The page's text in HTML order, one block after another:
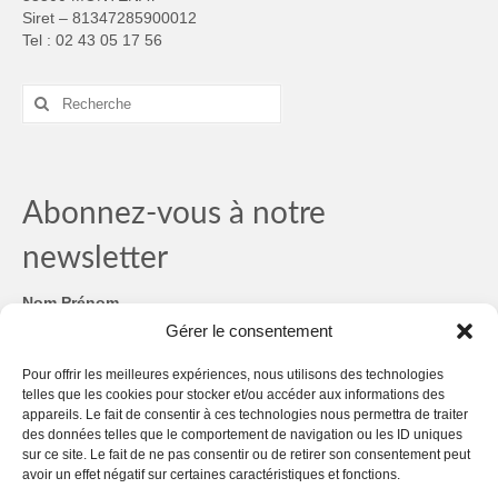
Gérer le consentement
Pour offrir les meilleures expériences, nous utilisons des technologies
telles que les cookies pour stocker et/ou accéder aux informations des
appareils. Le fait de consentir à ces technologies nous permettra de traiter
des données telles que le comportement de navigation ou les ID uniques
sur ce site. Le fait de ne pas consentir ou de retirer son consentement peut
avoir un effet négatif sur certaines caractéristiques et fonctions.
Siret – 81347285900012
Tel : 02 43 05 17 56
Rechercher
Abonnez-vous à notre
newsletter
Nom Prénom
RGPD*
RGPD